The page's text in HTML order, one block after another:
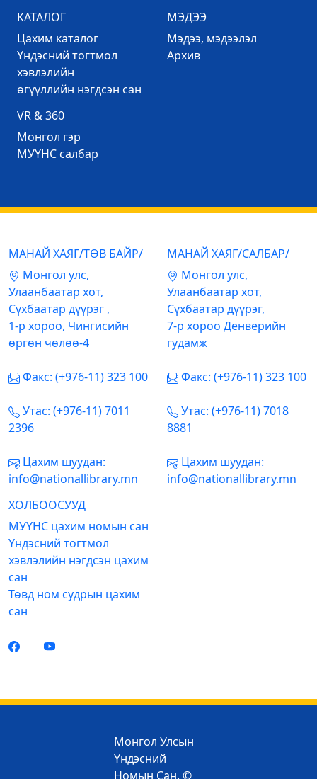
КАТАЛОГ
Цахим каталог
Үндэсний тогтмол
хэвлэлийн
өгүүллийн нэгдсэн сан
МЭДЭЭ
Mэдээ, мэдээлэл
Архив
VR & 360
Mонгол гэр
МУҮНС салбар
МАНАЙ ХАЯГ/ТӨВ БАЙР/
Mонгол улс,
Улаанбаатар хот,
Сүхбаатар дүүрэг ,
1-р хороо, Чингисийн
өргөн чөлөө-4
Факс: (+976-11) 323 100
Утас: (+976-11) 7011
2396
Цахим шуудан:
info@nationallibrary.mn
МАНАЙ ХАЯГ/САЛБАР/
Mонгол улс,
Улаанбаатар хот,
Сүхбаатар дүүрэг,
7-р хороо Денверийн
гудамж
Факс: (+976-11) 323 100
Утас: (+976-11) 7018
8881
Цахим шуудан:
info@nationallibrary.mn
ХОЛБООСУУД
МУҮНС цахим номын сан
Үндэсний тогтмол
хэвлэлийн нэгдсэн цахим
сан
Төвд ном судрын цахим
сан
Монгол Улсын
Үндэсний
Номын Сан. ©